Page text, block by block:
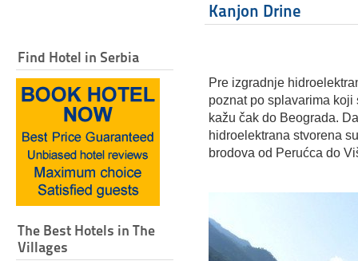
Find Hotel in Serbia
The Best Hotels in The
Villages
Kanjon Drine
Pre izgradnje
poznat po splavarima
kažu čak do Beograda.
hidroelektrana stvorena
brodova od Perućca do